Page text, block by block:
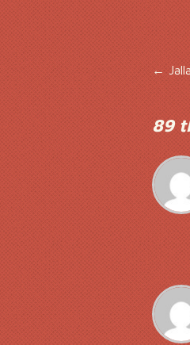
←
89